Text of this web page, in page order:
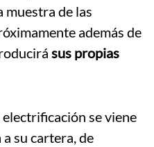
muestra de las
además de
sus propias
electrificación se viene
su cartera, de